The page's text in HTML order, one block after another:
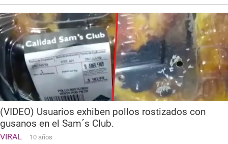
(VIDEO) Usuarios exhiben pollos rostizados con
gusanos en el Sam´s Club.
VIRAL 10 años